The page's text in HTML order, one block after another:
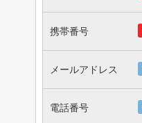
携帯番号
メールアドレス
電話番号